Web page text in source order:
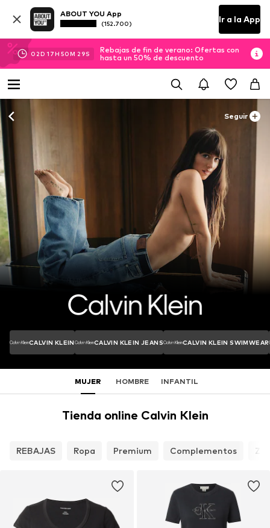
ABOUT YOU App
(152.700) Ir a la App
02D 17H 50M 25S
Rebajas de fin de verano: Ofertas con
hasta un 50% de descuento
Seguir
CALVIN KLEIN CALVIN KLEIN JEANS CALVIN KLEIN SWIMWEAR
MUJER HOMBRE INFANTIL
Tienda online Calvin Klein
REBAJAS Ropa Premium Complementos